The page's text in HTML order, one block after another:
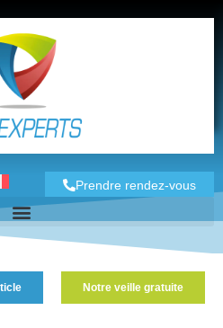
Prendre rendez-vous
Notre veille gratuite